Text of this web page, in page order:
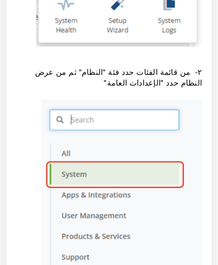
٢- من قائمة الفئات حدد فئة "النظام" ثم من عرض
النظام حدد "الإعدادات العامة"